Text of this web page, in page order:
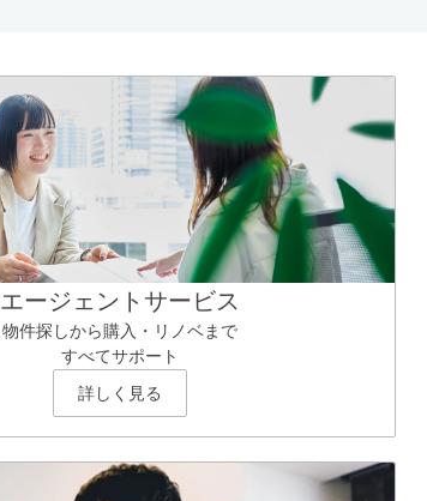
エージェントサービス
物件探しから購入・リノベまで
すべてサポート
詳しく見る